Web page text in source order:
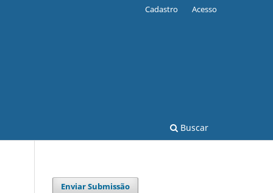
Buscar
Cadastro Acesso
Enviar Submissão